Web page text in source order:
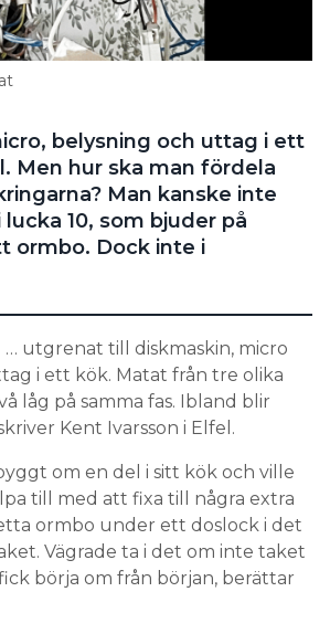
belysning och uttag i ett
Men hur ska man fördela
Man kanske inte
10, som bjuder på
ormbo. Dock inte i
… utgrenat till diskmaskin, micro
i ett kök. Matat från tre olika
låg på samma fas. Ibland blir
Kent Ivarsson i Elfel.
om en del i sitt kök och ville
till med att fixa till några extra
ormbo under ett doslock i det
Vägrade ta i det om inte taket
börja om från början, berättar